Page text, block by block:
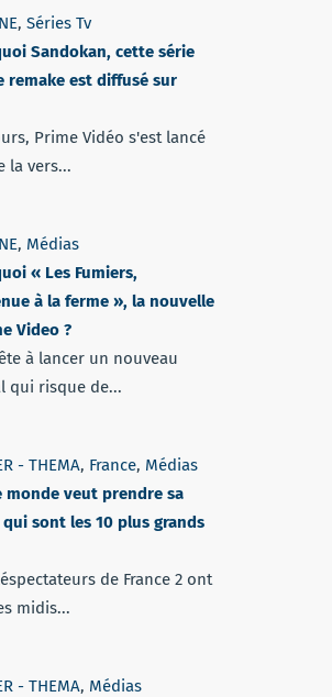
, Séries Tv
Sandokan, cette série
remake est diffusé sur
Prime Vidéo s'est lancé
la vers...
, Médias
« Les Fumiers,
à la ferme », la nouvelle
Video ?
à lancer un nouveau
qui risque de...
- THEMA, France, Médias
monde veut prendre sa
qui sont les 10 plus grands
de France 2 ont
midis...
- THEMA, Médias